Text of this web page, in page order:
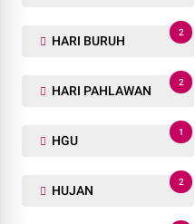
HARI BURUH
2
HARI PAHLAWAN
2
HGU
1
HUJAN
2